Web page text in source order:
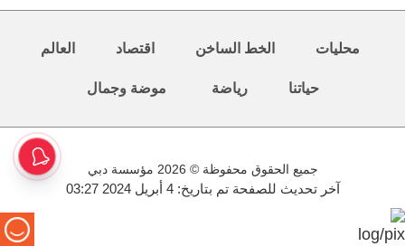
محليات الخط الساخن اقتصاد العالم
حياتنا رياضة موضة وجمال
جميع الحقوق محفوظة © 2026 مؤسسة دبي
آخر تحديث للصفحة تم بتاريخ: 4 أبريل 2024 03:27